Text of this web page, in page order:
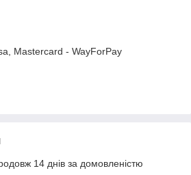
Mastercard - WayForPay
14 днів за домовленістю